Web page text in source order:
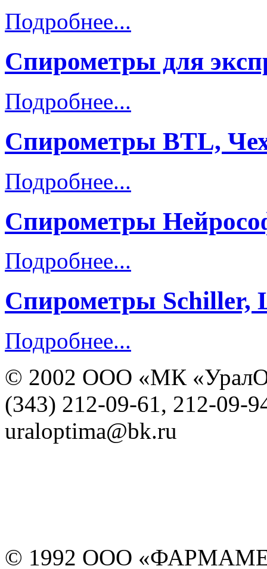
Подробнее...
Спирометры для
Подробнее...
Спирометры BTL,
Подробнее...
Спирометры
Подробнее...
Спирометры Schiller,
Подробнее...
© 2002 ООО «МК
(343) 212-09-61, 212-09-
uraloptima@bk.ru
© 1992 ООО